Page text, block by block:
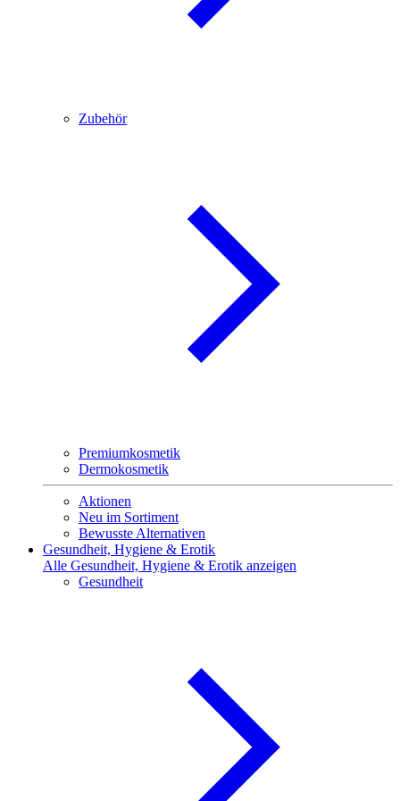
Zubehör
Premiumkosmetik
Dermokosmetik
Aktionen
Neu im Sortiment
Bewusste Alternativen
Gesundheit, Hygiene & Erotik
Alle Gesundheit, Hygiene & Erotik anzeigen
Gesundheit